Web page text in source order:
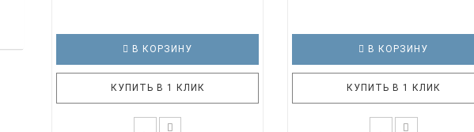
В КОРЗИНУ
КУПИТЬ В 1 КЛИК
В КОРЗИНУ
КУПИТЬ В 1 КЛИК